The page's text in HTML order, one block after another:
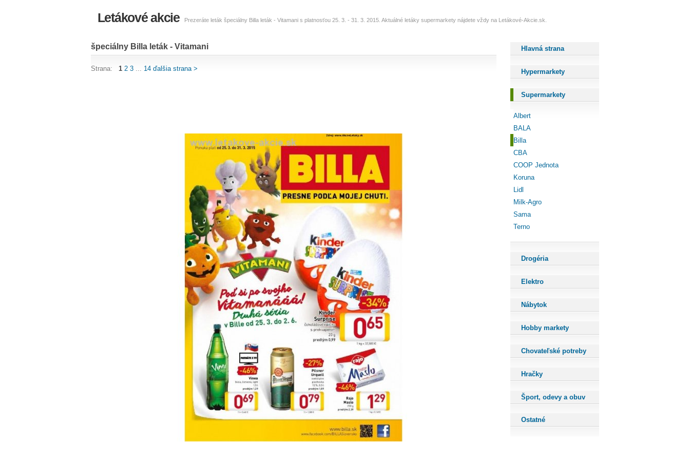
Letákové akcie Prezeráte leták špeciálny Billa leták - Vitamani s platnosťou 25. 3. - 31. 3. 2015. Aktuálné letáky supermarkety nájdete vždy na Letákové-Akcie.sk.
špeciálny Billa leták - Vitamani
Strana: 1 2 3 14 ďalšia strana >
Hlavná strana
Hypermarkety
Supermarkety
Albert
BALA
Billa
CBA
COOP Jednota
Koruna
Lidl
Milk-Agro
Sama
Terno
Drogéria
Elektro
Nábytok
Hobby markety
Chovateľské potreby
Hračky
Šport, odevy a obuv
Ostatné